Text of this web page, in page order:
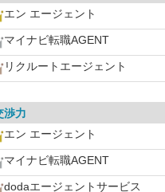
エン エージェント
マイナビ転職AGENT
リクルートエージェント
渉力
エン エージェント
マイナビ転職AGENT
dodaエージェントサービス